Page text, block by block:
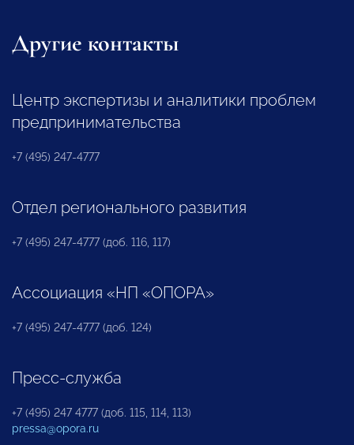
Другие контакты
Центр экспертизы и аналитики проблем
предпринимательства
+7 (495) 247-4777
Отдел регионального развития
+7 (495) 247-4777 (доб. 116, 117)
Ассоциация «НП «ОПОРА»
+7 (495) 247-4777 (доб. 124)
Пресс-служба
+7 (495) 247 4777 (доб. 115, 114, 113)
pressa@opora.ru